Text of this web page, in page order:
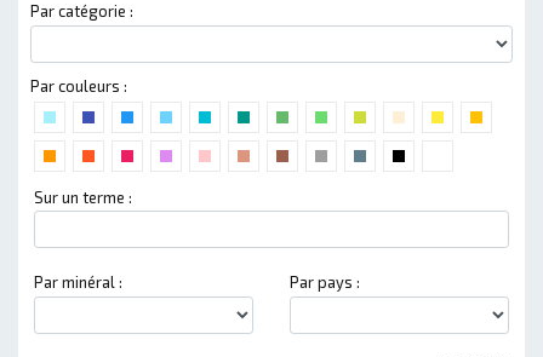
Par catégorie :
Par couleurs :
Sur un terme :
Par minéral : Par pays :